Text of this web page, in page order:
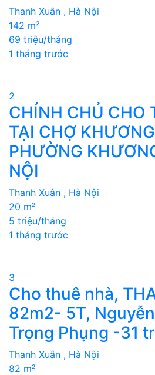
Thanh Xuân , Hà Nội
142 m²
69 triệu/tháng
1 tháng trước
2
CHÍNH CHỦ CHO
TẠI CHỢ
PHƯỜNG
NỘI
Thanh Xuân , Hà Nội
20 m²
5 triệu/tháng
1 tháng trước
3
Cho thuê nhà,
82m2- 5T,
Trọng Phụng -31 tr
Thanh Xuân , Hà Nội
82 m²